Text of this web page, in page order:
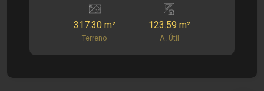
Amplo - Copa - Clarabóia - Quartinho - Lavabo -
Área de Serviço - 02 Vagas de garagem
de Área útil Informações bônus: - Imóvel nas
317.30 m²
Terreno
123.59 m²
A. Útil